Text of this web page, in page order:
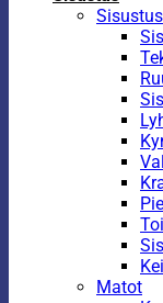
Sisustus
Matot